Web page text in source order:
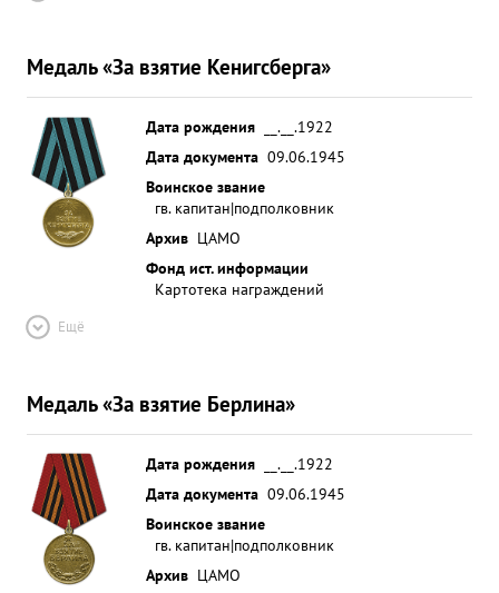
Медаль «За взятие Кенигсберга»
Дата рождения
__.__.1922
Дата документа 09.06.1945
Воинское звание
гв. капитан|подполковник
Архив ЦАМО
Фонд ист. информации
Картотека награждений
Ещё
Медаль «За взятие Берлина»
Дата рождения
__.__.1922
Дата документа 09.06.1945
Воинское звание
гв. капитан|подполковник
Архив ЦАМО